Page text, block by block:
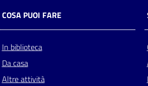
COSA PUOI FARE
In biblioteca
Da casa
Altre attività